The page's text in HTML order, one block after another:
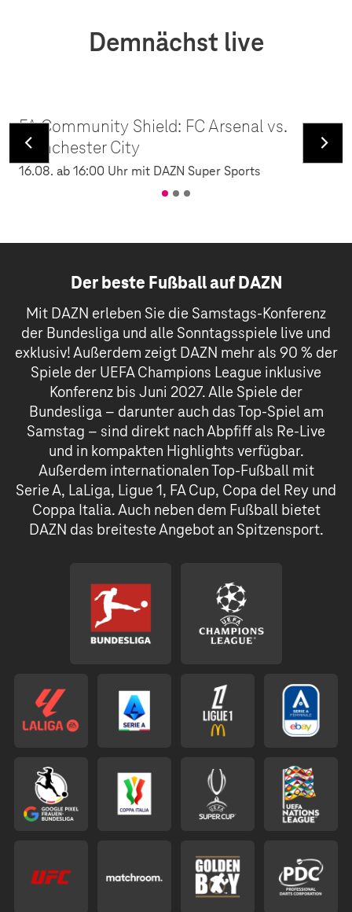
Demnächst live
FA Community Shield: FC Arsenal vs.
Manchester City
16.08. ab 16:00 Uhr mit DAZN Super Sports
Der beste Fußball auf DAZN
Mit DAZN erleben Sie die Samstags-Konferenz
der Bundesliga und alle Sonntagsspiele live und
exklusiv! Außerdem zeigt DAZN mehr als 90 % der
Spiele der UEFA Champions League inklusive
Konferenz bis Juni 2027. Alle Spiele der
Bundesliga – darunter auch das Top-Spiel am
Samstag – sind direkt nach Abpfiff als Re-Live
und in kompakten Highlights verfügbar.
Außerdem internationalen Top-Fußball mit
Serie A, LaLiga, Ligue 1, FA Cup, Copa del Rey und
Coppa Italia. Auch neben dem Fußball bietet
DAZN das breiteste Angebot an Spitzensport.